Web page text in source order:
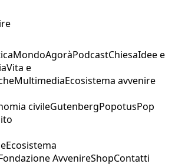
MondoAgoràPodcastChiesaIdee e
Vita e
MultimediaEcosistema avvenire
civileGutenbergPopotusPop
Ecosistema
AvvenireShopContatti